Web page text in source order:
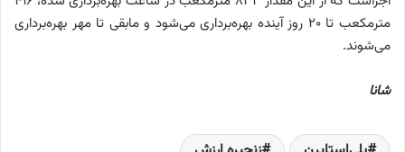
مترمکعب تا ۲۰ روز آینده بهره‌برداری می‌شود و مابقی تا مهر بهره‌برداری
می‌شوند.
شانا